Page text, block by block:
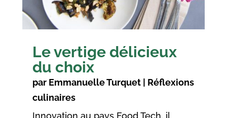
Le vertige délicieux
du choix
par Emmanuelle Turquet| Réflexions
culinaires